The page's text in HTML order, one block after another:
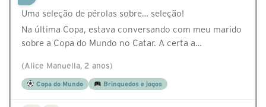
Uma seleção de pérolas sobre… seleção!
Na última Copa, estava conversando com meu marido
sobre a Copa do Mundo no Catar. A certa a…
(Alice Manuella, 2 anos)
Copa do Mundo Brinquedos e jogos